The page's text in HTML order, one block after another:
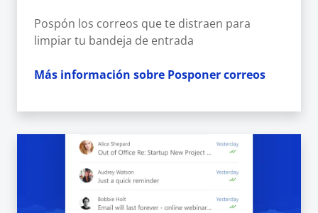
Pospón los correos que te distraen para
limpiar tu bandeja de entrada
Más información sobre Posponer correos